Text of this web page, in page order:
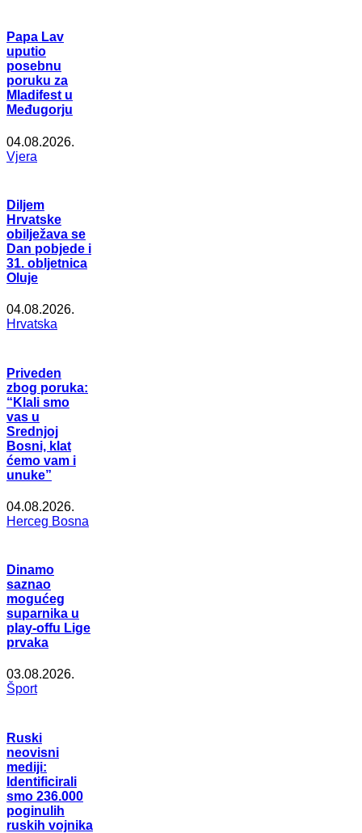
Papa Lav
uputio
posebnu
poruku za
Mladifest u
Međugorju
04.08.2026.
Vjera
Diljem
Hrvatske
obilježava se
Dan pobjede i
31. obljetnica
Oluje
04.08.2026.
Hrvatska
Priveden
zbog poruka:
“Klali smo
vas u
Srednjoj
Bosni, klat
ćemo vam i
unuke”
04.08.2026.
Herceg Bosna
Dinamo
saznao
mogućeg
suparnika u
play-offu Lige
prvaka
03.08.2026.
Šport
Ruski
neovisni
mediji:
Identificirali
smo 236.000
poginulih
ruskih vojnika